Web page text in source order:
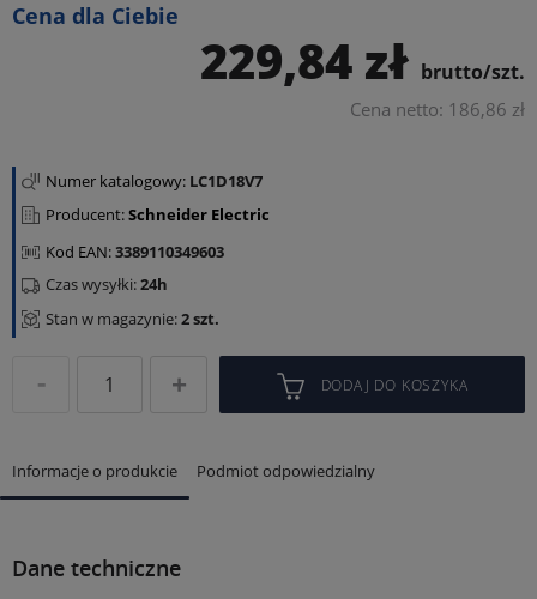
Cena dla Ciebie
229,84 zł brutto/szt.
Cena netto: 186,86 zł
Numer katalogowy: LC1D18V7
Producent:Schneider Electric
Kod EAN:3389110349603
Stan w magazynie:2 szt.
Czas wysyłki:24h
DODAJ DO KOSZYKA
Informacje o produkcie Podmiot odpowiedzialny
Dane techniczne